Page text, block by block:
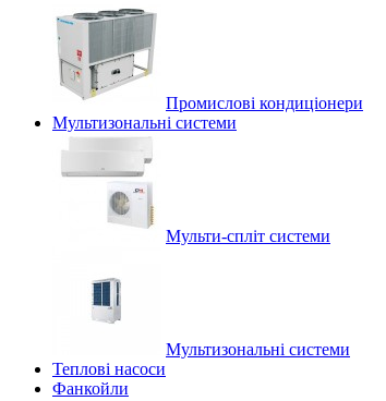
Промислові кондиціонери
Мультизональні системи
Мульти-спліт системи
Мультизональні системи
Теплові насоси
Фанкойли